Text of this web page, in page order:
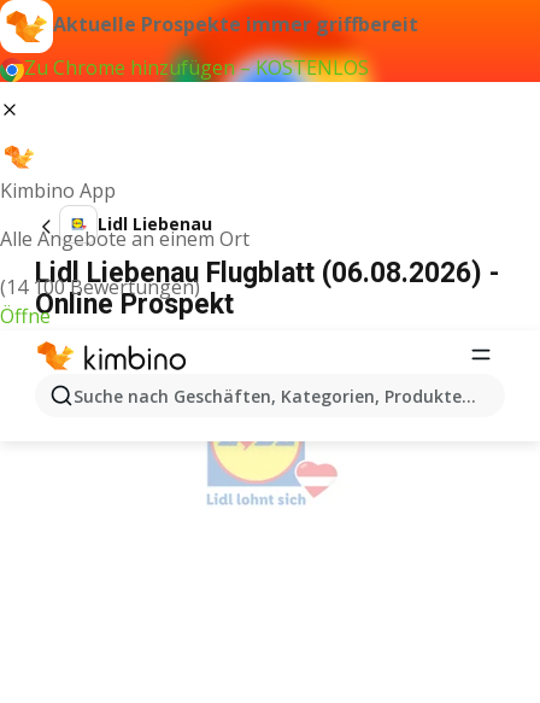
Aktuelle Prospekte immer griffbereit
Zu Chrome hinzufügen – KOSTENLOS
Kimbino App
Alle Angebote an einem Ort
(14 100 Bewertungen)
Öffne
Suche nach Geschäften, Kategorien, Produkten...
Lidl Liebenau
Lidl Liebenau Flugblatt (06.08.2026) -
Online Prospekt